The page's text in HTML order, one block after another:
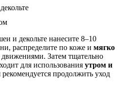
и декольте нанесите 8–10
распределите по коже и мягко
Затем тщательно
для использования утром и
продолжить уход